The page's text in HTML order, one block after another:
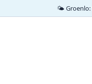
🌤️ Groenlo: